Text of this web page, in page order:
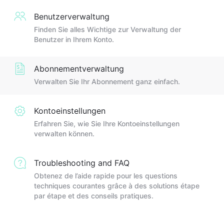
Benutzerverwaltung
Finden Sie alles Wichtige zur Verwaltung der
Benutzer in Ihrem Konto.
Abonnementverwaltung
Verwalten Sie Ihr Abonnement ganz einfach.
Kontoeinstellungen
Erfahren Sie, wie Sie Ihre Kontoeinstellungen
verwalten können.
Troubleshooting and FAQ
Obtenez de l’aide rapide pour les questions
techniques courantes grâce à des solutions étape
par étape et des conseils pratiques.